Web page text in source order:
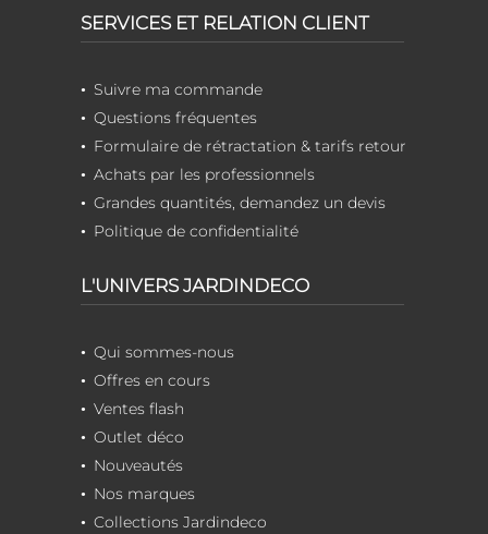
SERVICES ET RELATION CLIENT
Suivre ma commande
Questions fréquentes
Formulaire de rétractation & tarifs retour
Achats par les professionnels
Grandes quantités, demandez un devis
Politique de confidentialité
L'UNIVERS JARDINDECO
Qui sommes-nous
Offres en cours
Ventes flash
Outlet déco
Nouveautés
Nos marques
Collections Jardindeco